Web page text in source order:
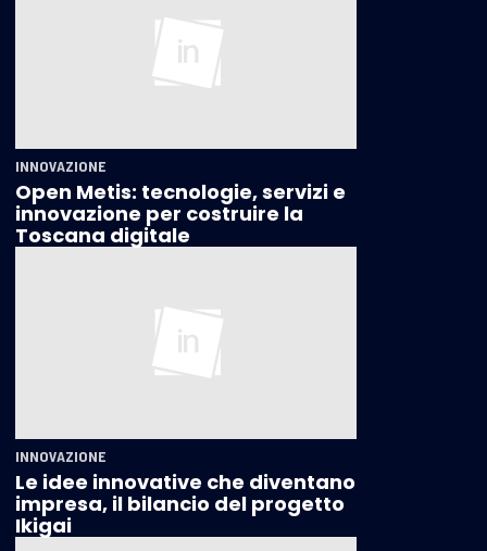
INNOVAZIONE
Open Metis: tecnologie, servizi e
innovazione per costruire la
Toscana digitale
INNOVAZIONE
Le idee innovative che diventano
impresa, il bilancio del progetto
Ikigai